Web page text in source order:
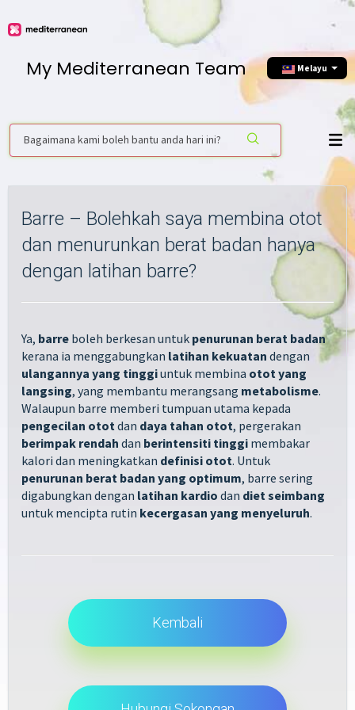
My Mediterranean Team Melayu
Barre – Bolehkah saya membina otot
dan menurunkan berat badan hanya
dengan latihan barre?
Ya, barre boleh berkesan untuk penurunan berat badan
kerana ia menggabungkan latihan kekuatan dengan
ulangannya yang tinggiuntuk membina otot yang
langsing, yang membantu merangsang metabolisme.
Walaupun barre memberi tumpuan utama kepada
pengecilan ototdan daya tahan otot, pergerakan
berimpak rendah dan berintensiti tinggi membakar
kalori dan meningkatkan definisi otot. Untuk
penurunan berat badan yang optimum, barre sering
digabungkan dengan latihan kardio dan diet seimbang
untuk mencipta rutin kecergasan yang menyeluruh.
Kembali